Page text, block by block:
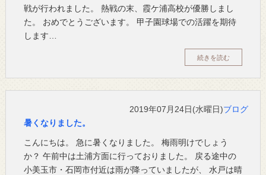
戦が行われました。 熱戦の末、霞ケ浦高校が優勝しまし
た。 おめでとうございます。 甲子園球場での活躍を期待
します…
続きを読む
2019年07月24日(水曜日)ブログ
暑くなりました。
こんにちは。 急に暑くなりました。 梅雨明けでしょう
か？ 午前中は土浦方面に行っておりました。 戻る途中の
小美玉市・石岡市付近は雨が降っていましたが、 水戸は晴